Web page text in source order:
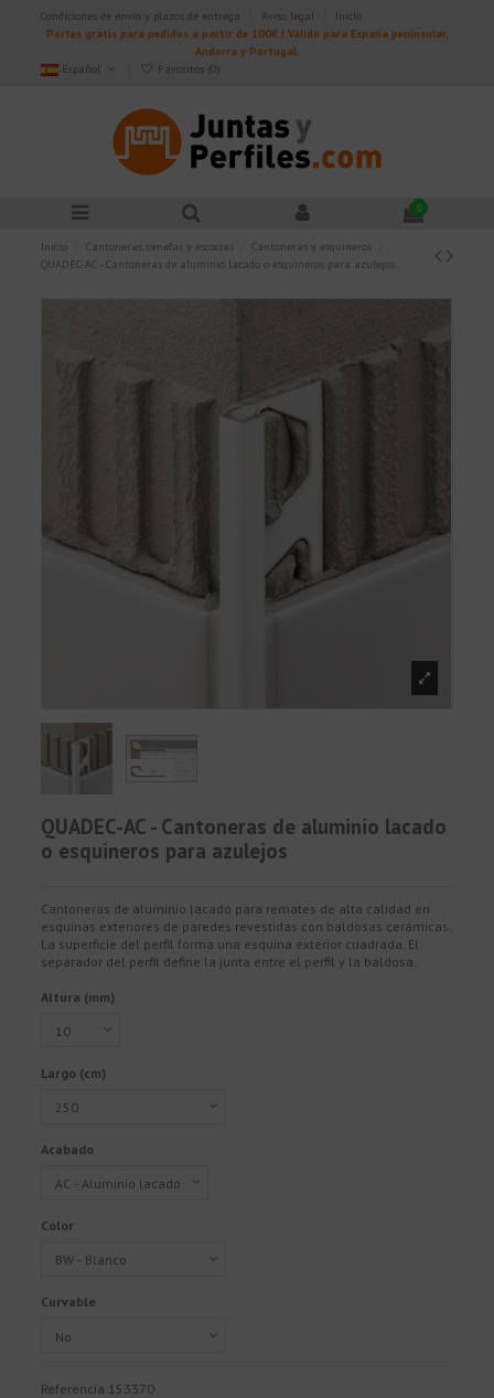
Condiciones de envío y plazos de entrega Aviso legal
Inicio
Portes gratis para pedidos a partir de 100€ | Válido para España peninsular,
Andorra y Portugal.
Español
Favoritos (0)
0
Inicio Cantoneras, cenefas y escocias
Cantoneras y esquineros
QUADEC-AC - Cantoneras de aluminio lacado o esquineros para azulejos
QUADEC-AC - Cantoneras de aluminio lacado
o esquineros para azulejos
Cantoneras de aluminio lacado para remates de alta calidad en
esquinas exteriores de paredes revestidas con baldosas cerámicas.
La superficie del perfil forma una esquina exterior cuadrada. El
separador del perfil define la junta entre el perfil y la baldosa.
Altura (mm)
Largo (cm)
Acabado
Color
Curvable
Referencia 153370